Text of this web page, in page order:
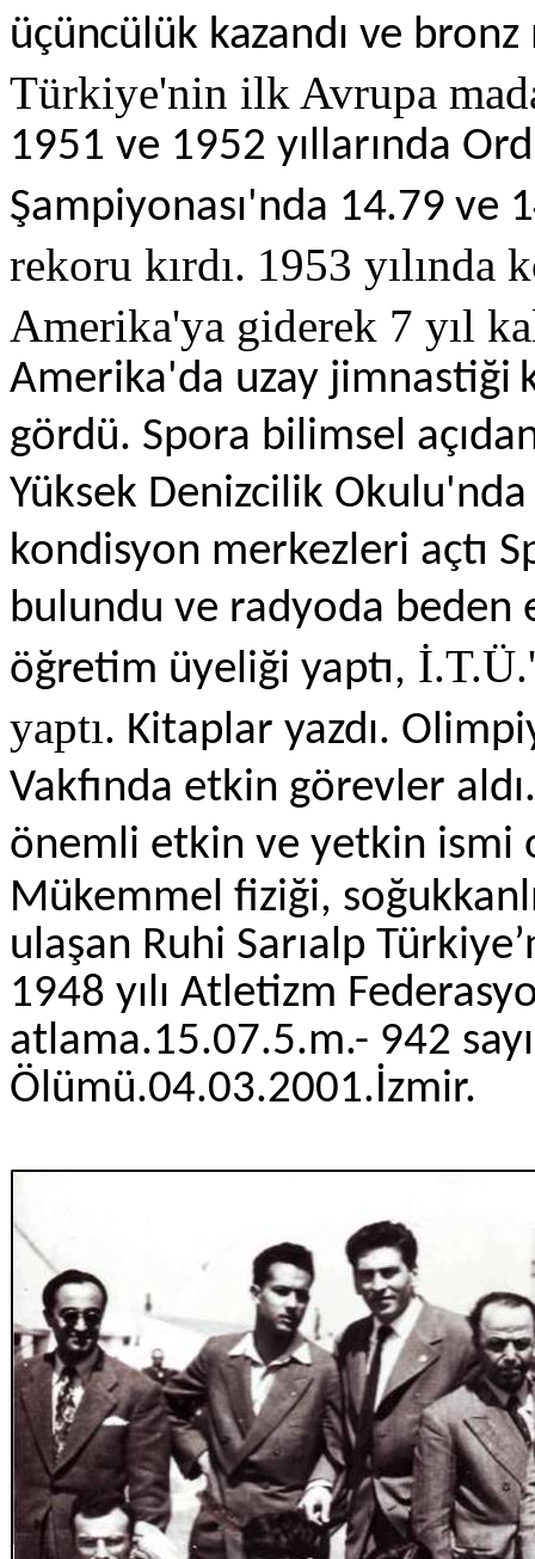
üçüncülük kazandı ve bronz
Türkiye'nin ilk Avrupa
1951 ve 1952 yıllarında
Şampiyonası'nda 14.79 ve
rekoru kırdı. 1953 yılında
Amerika'ya giderek 7 yıl
Amerika'da uzay jimnastiği
gördü. Spora bilimsel
Yüksek Denizcilik
kondisyon merkezleri açtı
bulundu ve radyoda
öğretim üyeliği yaptı,
yaptı. Kitaplar yazdı.
Vakfında etkin görevler
önemli etkin ve yetkin ismi
Mükemmel fiziği,
ulaşan Ruhi Sarıalp
1948 yılı Atletizm
atlama.15.07.5.m.- 942
Ölümü.04.03.2001.İzmir.